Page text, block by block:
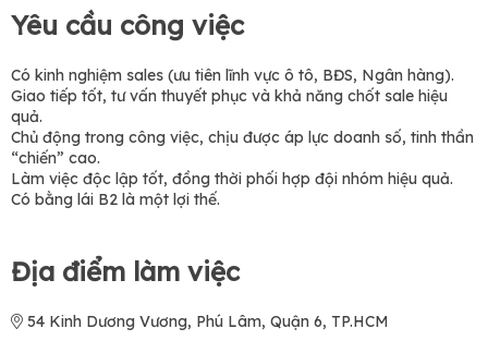
Yêu cầu công việc
Có kinh nghiệm sales (ưu tiên lĩnh vực ô tô, BĐS, Ngân hàng).
Giao tiếp tốt, tư vấn thuyết phục và khả năng chốt sale hiệu
quả.
Chủ động trong công việc, chịu được áp lực doanh số, tinh thần
“chiến” cao.
Làm việc độc lập tốt, đồng thời phối hợp đội nhóm hiệu quả.
Có bằng lái B2 là một lợi thế.
Địa điểm làm việc
54 Kinh Dương Vương, Phú Lâm, Quận 6, TP.HCM